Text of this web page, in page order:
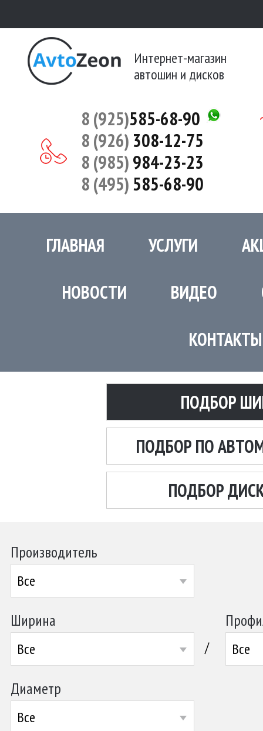
Интернет-магазин
автошин и дисков
8 (925)585-68-90
8 (926) 308-12-75
8 (985)984-23-23
8 (495)585-68-90
ГЛАВНАЯ УСЛУГИ
НОВОСТИ ВИДЕО
КОНТАКТЫ
ПОДБОР
ПОДБОР ПО
ПОДБОР
Производитель
Все
Ширина
Все / Все
Диаметр
Все